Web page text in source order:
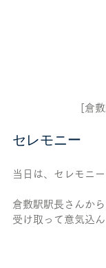
[倉
セレモニー
当日は、セレモニ
倉敷駅駅長さんか
受け取って意気込ん